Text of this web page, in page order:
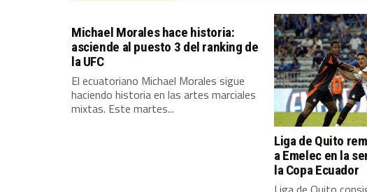
Michael Morales hace historia:
asciende al puesto 3 del ranking de
la UFC
El ecuatoriano Michael Morales sigue
haciendo historia en las artes marciales
mixtas. Este martes...
Liga de Quito
a Emelec en la
la Copa Ecuador